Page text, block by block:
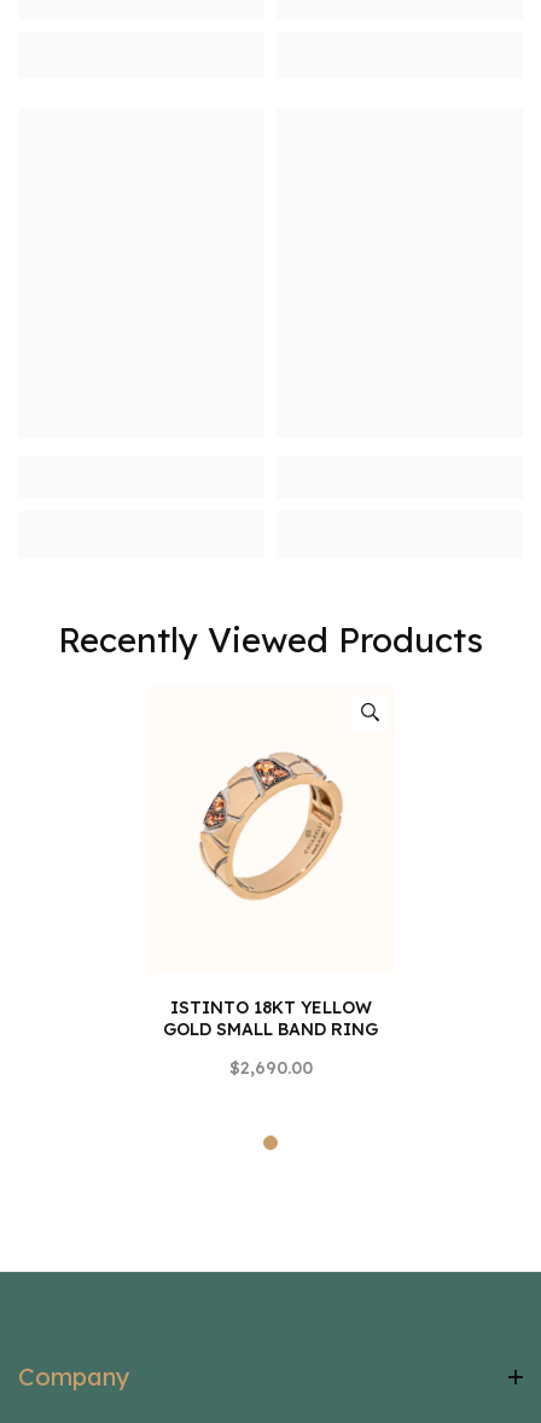
Recently Viewed Products
ISTINTO 18KT YELLOW
GOLD SMALL BAND RING
$2,690.00
Company